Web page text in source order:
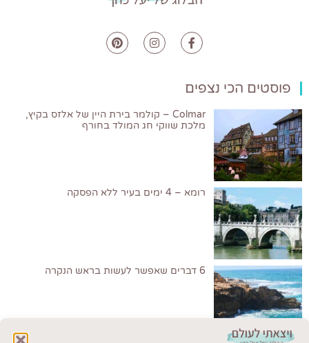
פוסטים הכי נצפים
Colmar – קולמר בירת היין של אלזס בקיץ,
מלכת שווקי חג המולד בחורף
רומא – 4 ימים בעיר ללא הפסקה
6 דברים שאפשר לעשות בראש הנקרה